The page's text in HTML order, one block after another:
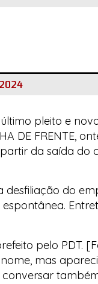
pleito e
DE FRENTE,
da saída do
desfiliação do
pelo PDT.
mas